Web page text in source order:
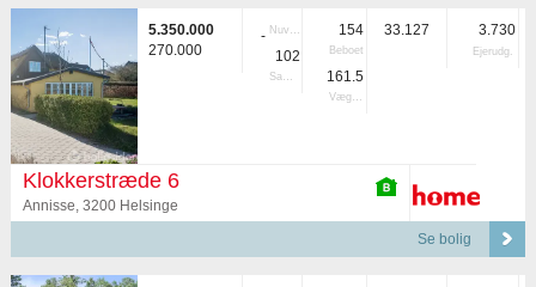
5.350.000
270.000
- Nuvær.
102
Samlet
154
Beboet
161.5
Vægtet
33.127 3.730
Ejerudg.
Klokkerstræde 6
Annisse, 3200 Helsinge
Se bolig